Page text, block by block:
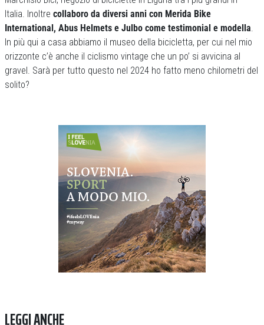
Italia. Inoltre collaboro da diversi anni con Merida Bike
International, Abus Helmets e Julbo come testimonial e modella.
In più qui a casa abbiamo il museo della bicicletta, per cui nel mio
orizzonte c’è anche il ciclismo vintage che un po’ si avvicina al
gravel. Sarà per tutto questo nel 2024 ho fatto meno chilometri del
solito?
Previous
LEGGI ANCHE